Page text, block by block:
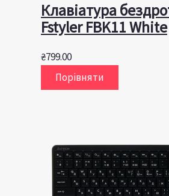
Клавіатура
Fstyler FBK11 White
₴799.00
Порівняти